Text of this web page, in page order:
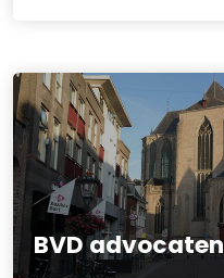
BVD advocaten